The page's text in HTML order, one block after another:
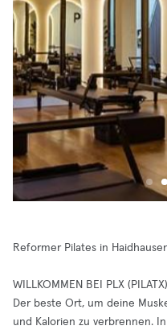
Reformer Pilates in
WILLKOMMEN BEI PLX (PILATX)
Der beste Ort, um deine
und Kalorien zu verbrennen.